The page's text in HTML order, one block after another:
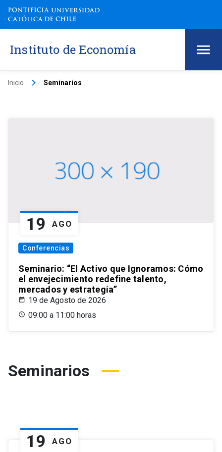
Instituto de Economía
Inicio keyboard_arrow_right Seminarios
19 AGO
Conferencias
Seminario: “El Activo que Ignoramos: Cómo
el envejecimiento redefine talento,
mercados y estrategia”
19 de Agosto de 2026
09:00 a 11:00 horas
Seminarios
19 AGO